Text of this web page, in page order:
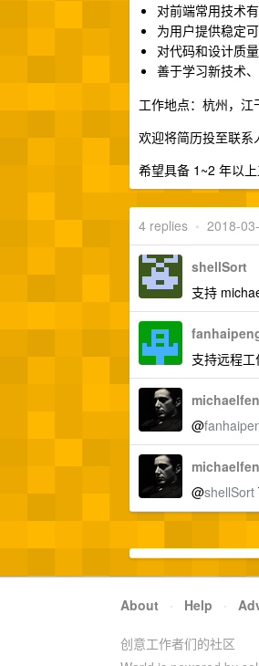
对前端常用技术
为用户提供稳定
对代码和设计质
善于学习新技术
工作地点：杭州，
欢迎将简历投至联系
希望具备 1~2 年以
4 replies • 2018-
shellSort
支持
支持远程
@
@shellSort
About · Help ·
创意工作者们的社区